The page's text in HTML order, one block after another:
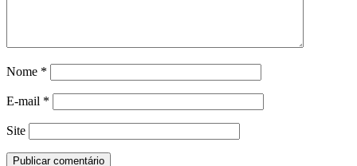
Nome *
E-mail *
Site